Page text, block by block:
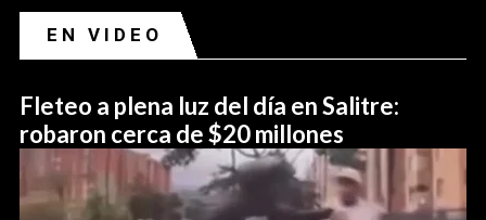
EN VIDEO
Fleteo a plena luz del día en Salitre:
robaron cerca de $20 millones